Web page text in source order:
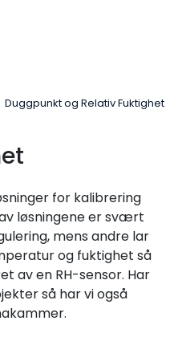
Duggpunkt og Relativ Fuktighet
for kalibrering
løsningene er svært
mens andre lar
og fuktighet så
av en RH-sensor. Har
så har vi også